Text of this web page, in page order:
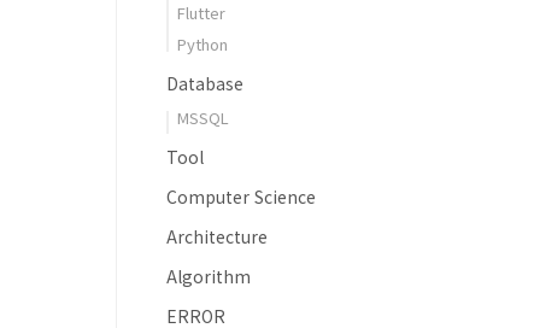
Flutter
Python
Database
MSSQL
Tool
Computer Science
Architecture
Algorithm
ERROR